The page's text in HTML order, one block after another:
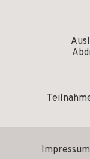
Impressum